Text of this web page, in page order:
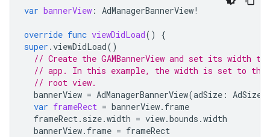
var bannerView : AdManagerBannerView!
override func viewDidLoad()
{
super .viewDidLoad()
// Create the GAMBannerView and set its width
// app. In this example, the width is set to the
// root view.
bannerView = AdManagerBannerView(adSize :
var frameRect = bannerView. frame
frameRect. size.width = view.bounds .width
bannerView. frame = frameRect